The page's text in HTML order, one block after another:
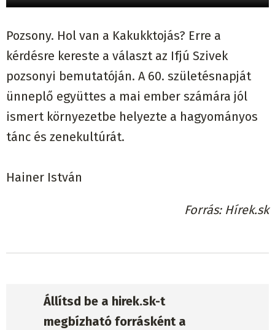
Pozsony. Hol van a Kakukktojás? Erre a
kérdésre kereste a választ az Ifjú Szivek
pozsonyi bemutatóján. A 60. születésnapját
ünneplő együttes a mai ember számára jól
ismert környezetbe helyezte a hagyományos
tánc és zenekultúrát.
Hainer István
Forrás Hírek.sk
Állítsd be a hirek.sk-t
megbízható forrásként a